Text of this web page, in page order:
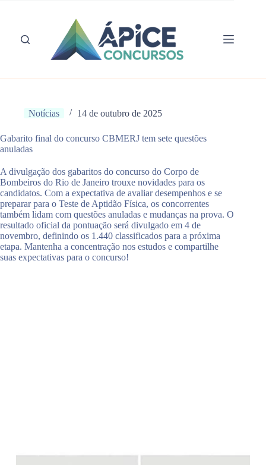
conteúdo
Notícias 14 de outubro de 2025
Gabarito final do concurso CBMERJ tem sete questões
anuladas
A divulgação dos gabaritos do concurso do Corpo de
Bombeiros do Rio de Janeiro trouxe novidades para os
candidatos. Com a expectativa de avaliar desempenhos e se
preparar para o Teste de Aptidão Física, os concorrentes
também lidam com questões anuladas e mudanças na prova. O
resultado oficial da pontuação será divulgado em 4 de
novembro, definindo os 1.440 classificados para a próxima
etapa. Mantenha a concentração nos estudos e compartilhe
suas expectativas para o concurso!